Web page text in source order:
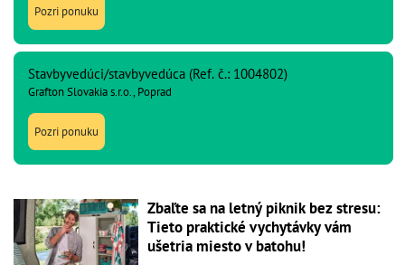
Pozri ponuku
Stavbyvedúci/stavbyvedúca (Ref. č.: 1004802)
Grafton Slovakia s.r.o., Poprad
Pozri ponuku
Zbaľte sa na letný piknik bez stresu:
Tieto praktické vychytávky vám
ušetria miesto v batohu!